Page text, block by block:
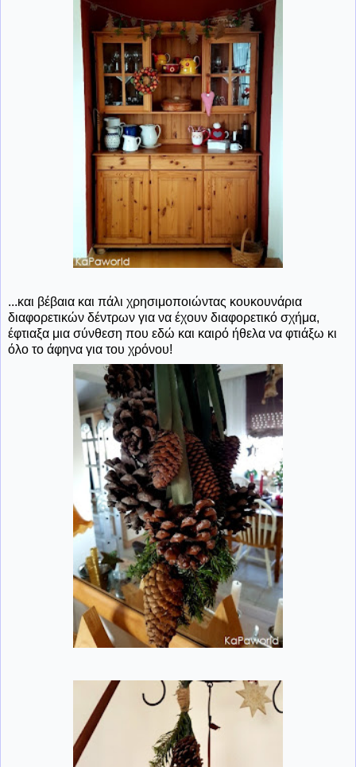
...και βέβαια και πάλι χρησιμοποιώντας κουκουνάρια
διαφορετικών δέντρων για να έχουν διαφορετικό σχήμα,
έφτιαξα μια σύνθεση που εδώ και καιρό ήθελα να φτιάξω κι
όλο το άφηνα για του χρόνου!